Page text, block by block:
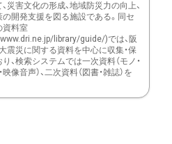
災害文化の形成、地域防災力の向上、
の開発支援を図る施設である。同セ
資料室
library/guide/)では、阪
震災に関する資料を中心に収集・保
、検索システムでは一次資料（モノ・
映像音声）、二次資料（図書・雑誌）を